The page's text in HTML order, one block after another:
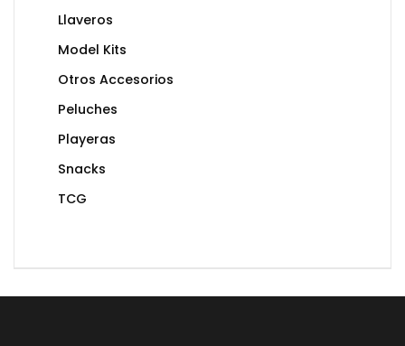
Llaveros
Model Kits
Otros Accesorios
Peluches
Playeras
Snacks
TCG